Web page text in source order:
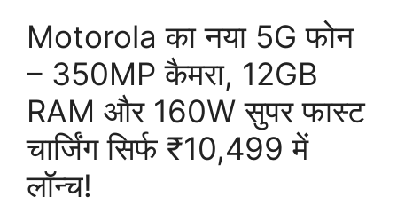
Motorola का नया 5G फोन
– 350MP कैमरा, 12GB
RAM और 160W सुपर फास्ट
चार्जिंग सिर्फ ₹10,499 में
लॉन्च!